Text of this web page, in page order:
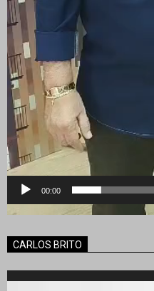
00:00
CARLOS BRITO
Reproductor